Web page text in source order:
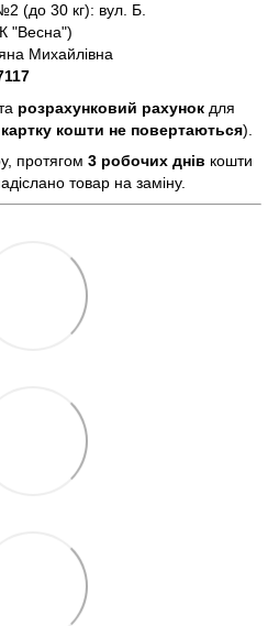
(до 30 кг): вул. Б.
"Весна")
Михайлівна
розрахунковий рахунок для
кошти не повертаються).
протягом 3 робочих днів кошти
товар на заміну.